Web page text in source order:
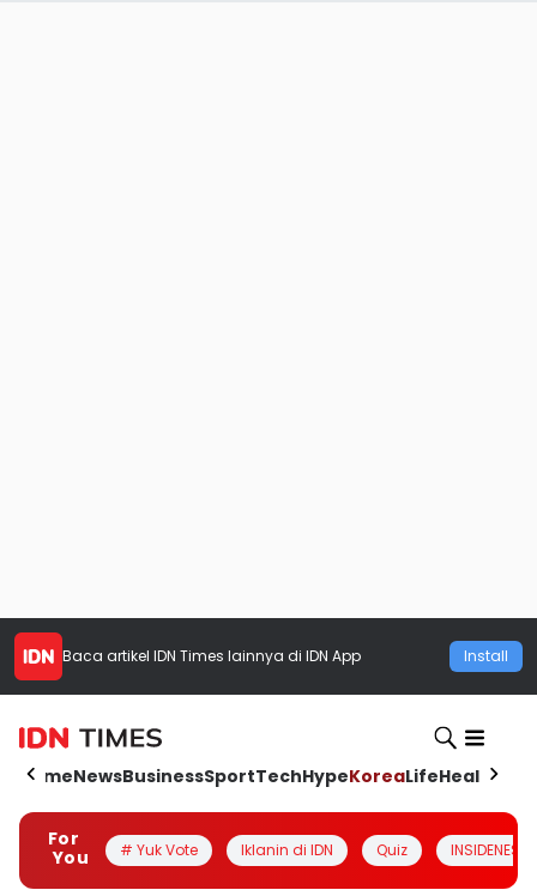
Baca artikel IDN Times lainnya di IDN App Install
HomeNewsBusinessSportTechHypeKoreaLifeHealth
For
You
# Yuk Vote Iklanin di IDN Quiz INSIDENESIA